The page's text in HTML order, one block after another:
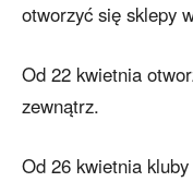
otworzyć się sklepy
Od 22 kwietnia
zewnątrz.
Od 26 kwietnia